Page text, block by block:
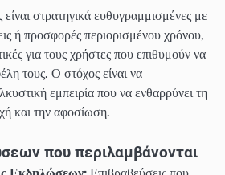
είναι στρατηγικά ευθυγραμμισμένες με
ή προσφορές περιορισμένου χρόνου,
για τους χρήστες που επιθυμούν να
τους. Ο στόχος είναι να
εμπειρία που να ενθαρρύνει τη
και την αφοσίωση.
που περιλαμβάνονται